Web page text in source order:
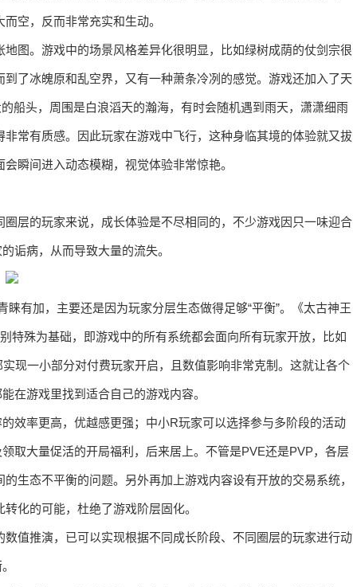
空，反而非常充实和生动。
图。游戏中的场景风格差异化很明显，比如绿树成荫的仗剑宗很
了冰魄原和乱空界，又有一种萧条冷冽的感觉。游戏还加入了天
船头，周围是白浪滔天的瀚海，有时会随机遇到雨天，潇潇细雨
常有质感。因此玩家在游戏中飞行，这种身临其境的体验就又拔
瞬间进入动态模糊，视觉体验非常惊艳。
层的玩家来说，成长体验是不尽相同的，不少游戏因只一味迎合
诟病，从而导致大量的流失。
有加，主要还是因为玩家分层生态做得足够“平衡”。《太古神王
特殊为基础，即游戏中的所有系统都会面向所有玩家开放，比如
现一小部分对付费玩家开启，且数值影响非常克制。这就让各个
在游戏里找到适合自己的游戏内容。
效率更高，优越感更强；中小R玩家可以选择参与多阶段的活动
取大量促活的开局福利，后来居上。不管是PVE还是PVP，各层
生态不平衡的问题。另外再加上游戏内容设有开放的交易系统，
化的可能，杜绝了游戏阶层固化。
值推演，已可以实现根据不同成长阶段、不同圈层的玩家进行动